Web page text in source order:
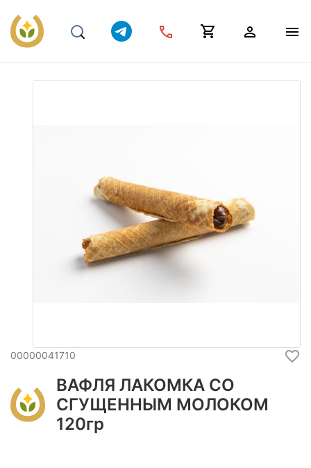
00000041710
ВАФЛЯ ЛАКОМКА СО
СГУЩЕННЫМ МОЛОКОМ
120гр